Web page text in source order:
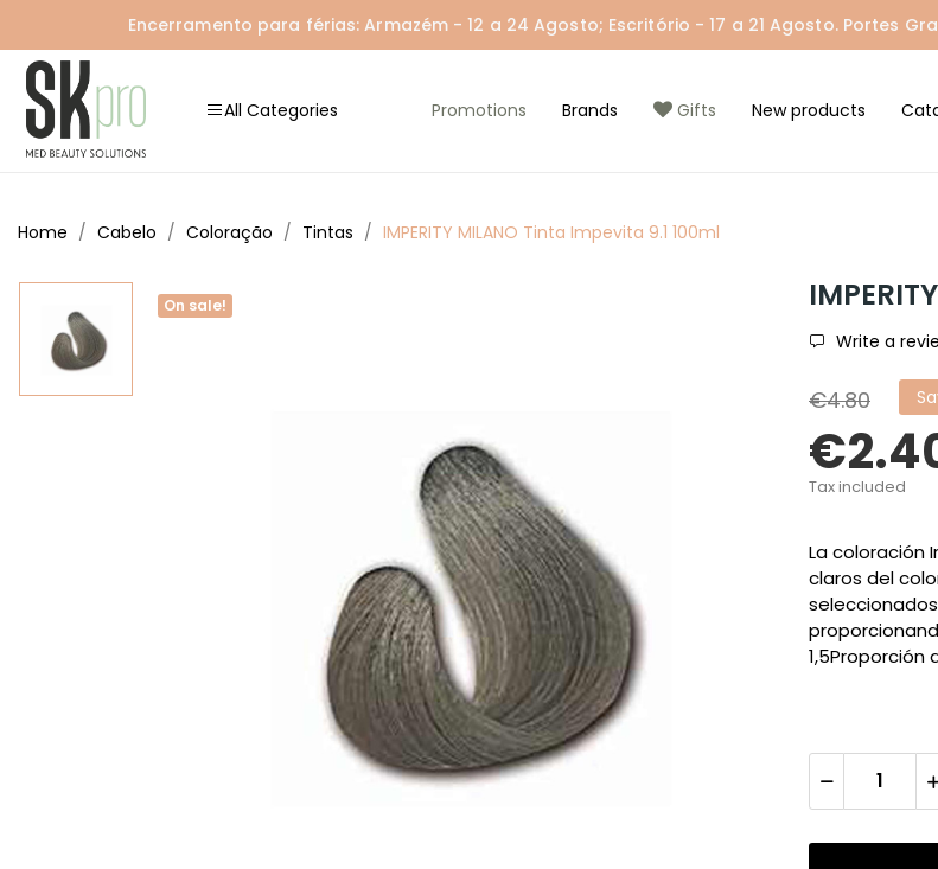
Encerramento para férias: Armazém - 12 a 24 Agosto; Escritório - 17 a 21 Agosto. Portes
All Categories Promotions Brands Gifts New products
Home Cabelo Coloração Tintas IMPERITY MILANO Tinta Impevita 9.1 100ml
On sale!
Write a
€4.80
Tax included
La coloración
claros del